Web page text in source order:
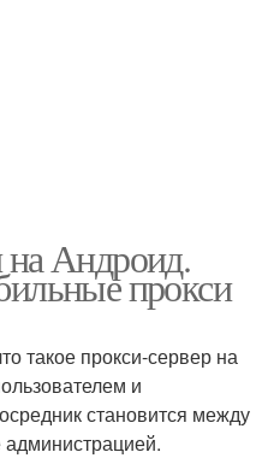
на Андроид.
прокси
такое прокси-сервер на
и
становится между